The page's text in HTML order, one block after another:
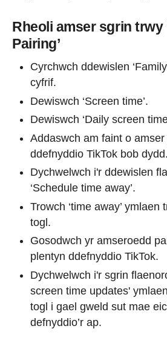
Rheoli amser sgrin trwy
Pairing’
Cyrchwch ddewislen
cyfrif.
Dewiswch ‘Screen time’.
Dewiswch ‘Daily screen
Addaswch am faint o
ddefnyddio TikTok bob dydd.
Dychwelwch i'r ddewislen
‘Schedule time away’.
Trowch ‘time away’ ymlaen
togl.
Gosodwch yr amseroedd
plentyn ddefnyddio TikTok.
Dychwelwch i'r sgrin
screen time updates'
togl i gael gweld sut mae
defnyddio’r ap.